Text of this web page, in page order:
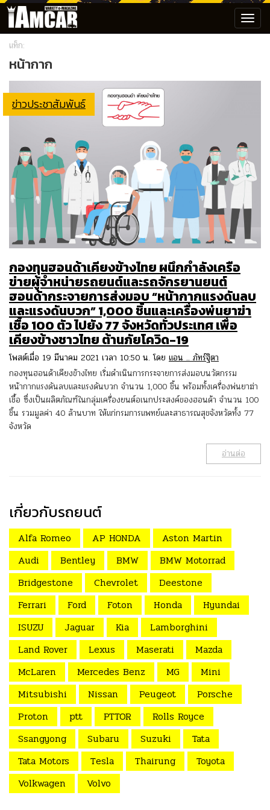
แท็ก:
หน้ากาก
ข่าวประชาสัมพันธ์
กองทุนฮอนด้าเคียงข้างไทย ผนึกกำลังเครือ
ข่ายผู้จำหน่ายรถยนต์และรถจักรยานยนต์
ฮอนด้ากระจายการส่งมอบ “หน้ากากแรงดันลบ
และแรงดันบวก” 1,000 ชิ้นและเครื่องพ่นยาฆ่า
เชื้อ 100 ตัว ไปยัง 77 จังหวัดทั่วประเทศ เพื่อ
เคียงข้างชาวไทย ต้านภัยโควิด-19
โพสต์เมื่อ 19 มีนาคม 2021 เวลา 10:50 น. โดย แอน .. ภัทร์ฐิตา
กองทุนฮอนด้าเคียงข้างไทย เริ่มดำเนินการกระจายการส่งมอบนวัตกรรม
หน้ากากแรงดันลบและแรงดันบวก จำนวน 1,000 ชิ้น พร้อมทั้งเครื่องพ่นยาฆ่า
เชื้อ ซึ่งเป็นผลิตภัณฑ์ในกลุ่มเครื่องยนต์อเนกประสงค์ของฮอนด้า จำนวน 100
ชิ้น รวมมูลค่า 40 ล้านบาท ให้แก่กรมการแพทย์และสาธารณสุขจังหวัดทั้ง 77
จังหวัด
อ่านต่อ
เกี่ยวกับรถยนต์
Alfa Romeo AP HONDA
Aston Martin
Audi
Bentley BMW
BMW Motorrad
Bridgestone
Chevrolet
Deestone
Ferrari
Ford Foton Honda
Hyundai
ISUZU
Jaguar Kia
Lamborghini
Land Rover
Lexus Maserati
Mazda
McLaren
Mercedes Benz MG
Mini
Mitsubishi
Nissan Peugeot
Porsche
Proton
ptt PTTOR
Rolls Royce
Ssangyong
Subaru Suzuki
Tata
Tata Motors
Tesla Thairung
Toyota
Volkwagen
Volvo